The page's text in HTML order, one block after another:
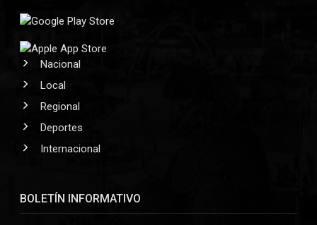
Nacional
Local
Regional
Deportes
Internacional
BOLETÍN INFORMATIVO